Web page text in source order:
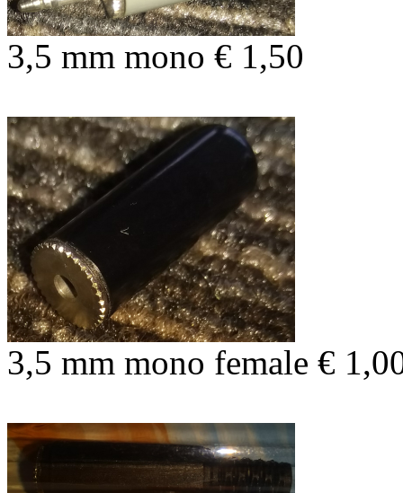
3,5 mm mono € 1,50
3,5 mm mono female €